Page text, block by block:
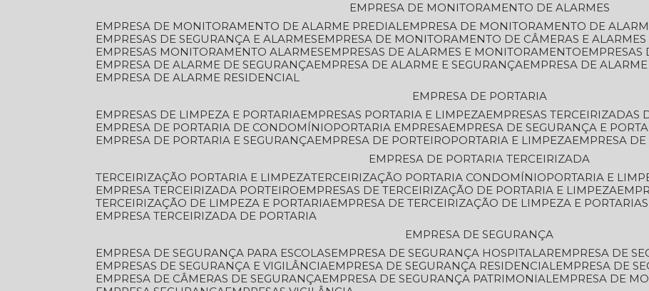
EMPRESA DE MONITORAMENTO DE ALARMES
EMPRESA DE MONITORAMENTO DE ALARME PREDIAL
EMPRESA DE MONITORAMENTO DE
EMPRESAS DE SEGURANÇA E ALARMES
EMPRESA DE MONITORAMENTO DE CÂMERAS E ALARMES
EMPRESAS MONITORAMENTO ALARMES
EMPRESAS DE ALARMES E MONITORAMENTO
EMPRESA DE ALARME DE SEGURANÇA
EMPRESA DE ALARME E SEGURANÇA
EMPRESA DE
EMPRESA DE ALARME RESIDENCIAL
EMPRESA DE PORTARIA
EMPRESAS DE LIMPEZA E PORTARIA
EMPRESAS PORTARIA E LIMPEZA
EMPRESAS TERCEIRIZADAS
EMPRESA DE PORTARIA DE CONDOMÍNIO
PORTARIA EMPRESA
EMPRESA DE SEGURANÇA E
EMPRESA DE PORTARIA E SEGURANÇA
EMPRESA DE PORTEIRO PORTARIA E LIMPEZA
EMPRESA
EMPRESA DE PORTARIA TERCEIRIZADA
TERCEIRIZAÇÃO PORTARIA E LIMPEZA TERCEIRIZAÇÃO PORTARIA CONDOMÍNIO
PORTARIA E
EMPRESA TERCEIRIZADA PORTEIRO
EMPRESAS DE TERCEIRIZAÇÃO DE PORTARIA E LIMPEZA
TERCEIRIZAÇÃO DE LIMPEZA E PORTARIA
EMPRESA DE TERCEIRIZAÇÃO DE LIMPEZA E PORTARIA
EMPRESA TERCEIRIZADA DE PORTARIA
EMPRESA DE SEGURANÇA
EMPRESA DE SEGURANÇA PARA ESCOLAS
EMPRESA DE SEGURANÇA HOSPITALAR
EMPRESA DE
EMPRESAS DE SEGURANÇA E VIGILÂNCIA
EMPRESA DE SEGURANÇA RESIDENCIAL
EMPRESA DE
EMPRESA DE CÂMERAS DE SEGURANÇA
EMPRESA DE SEGURANÇA PATRIMONIAL
EMPRESA DE